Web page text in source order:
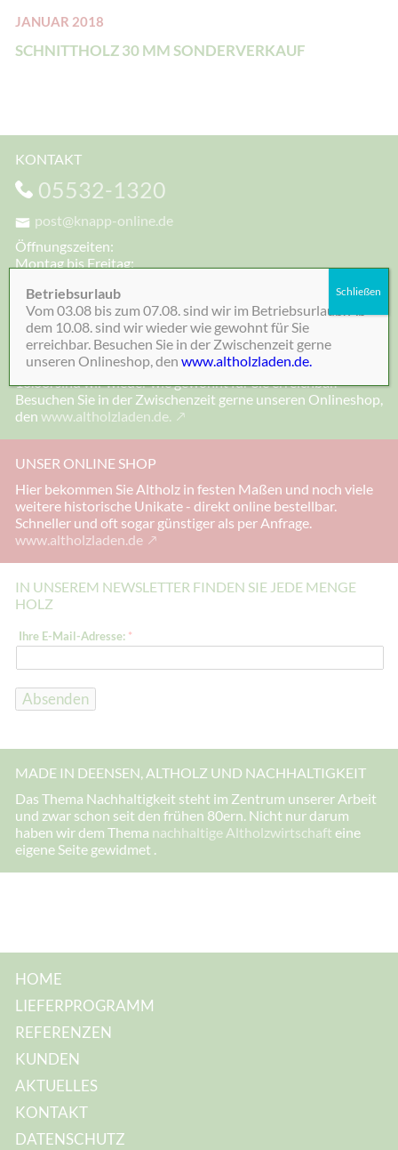
JANUAR 2018
SCHNITTHOLZ 30 MM SONDERVERKAUF
KONTAKT
05532-1320
post@knapp-online.de
Öffnungszeiten:
Montag bis Freitag:
Telefonisch erreichbar:
Montag bis Freitag
7:00 - 19:00 Uhr
Vom 03.08 bis zum 07.08. sind wir im Betriebsurlaub. Ab dem
10.08. sind wir wieder wie gewohnt für Sie erreichbar.
Besuchen Sie in der Zwischenzeit gerne unseren Onlineshop,
den www.altholzladen.de.
UNSER ONLINE SHOP
Hier bekommen Sie Altholz in festen Maßen und noch viele
weitere historische Unikate - direkt online bestellbar.
Schneller und oft sogar günstiger als per Anfrage.
www.altholzladen.de
IN UNSEREM NEWSLETTER FINDEN SIE JEDE MENGE
HOLZ
I
r
h
Ihre E-Mail-Adresse: *
Absenden
MADE IN DEENSEN, ALTHOLZ UND NACHHALTIGKEIT
Das Thema Nachhaltigkeit steht im Zentrum unserer Arbeit
und zwar schon seit den frühen 80ern. Nicht nur darum
haben wir dem Thema nachhaltige Altholzwirtschaft eine
eigene Seite gewidmet .
HOME
LIEFERPROGRAMM
REFERENZEN
KUNDEN
AKTUELLES
KONTAKT
DATENSCHUTZ
Betriebsurlaub
Vom 03.08 bis zum 07.08. sind wir im Betriebsurlaub. Ab
dem 10.08. sind wir wieder wie gewohnt für Sie
erreichbar. Besuchen Sie in der Zwischenzeit gerne
unseren Onlineshop, denwww.altholzladen.de.
Schließen